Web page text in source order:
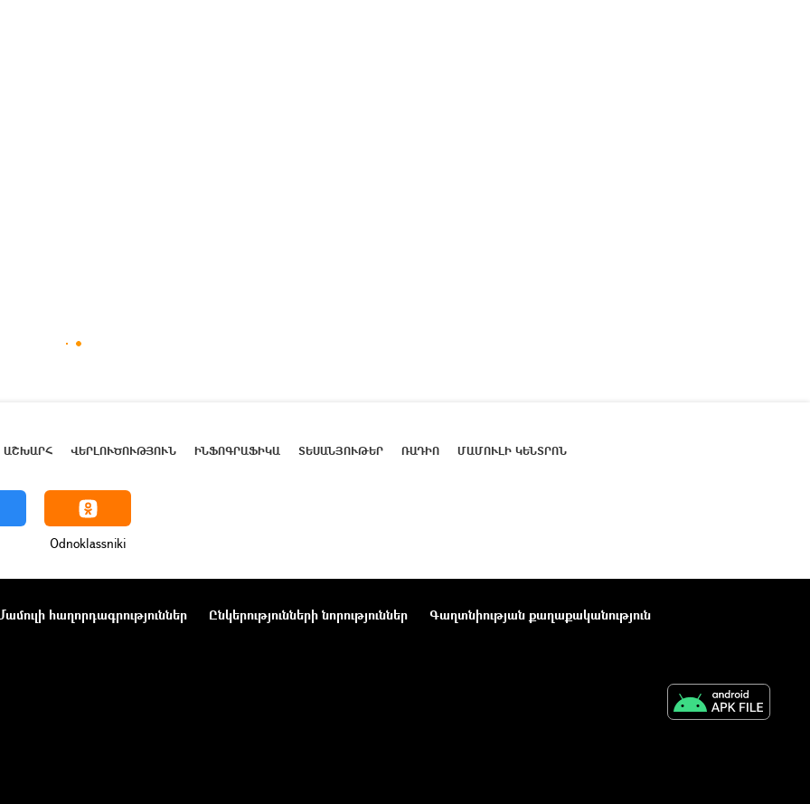
ԱՇԽԱՐՀ ՎԵՐԼՈՒԾՈՒԹՅՈՒՆ ԻՆՖՈԳՐԱՖԻԿԱ ՏԵՍԱՆՅՈՒԹԵՐ ՌԱԴԻՈ ՄԱՄՈՒԼԻ ԿԵՆՏՐՈՆ
Odnoklassniki
հաղորդագրություններ Ընկերությունների նորություններ
Գաղտնիության քաղաքականություն